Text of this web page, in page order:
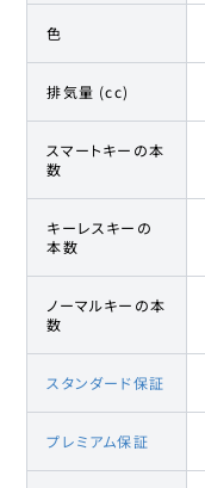
色
排気量 (cc)
スマートキーの本
数
キーレスキーの
本数
ノーマルキーの本
数
スタンダード保証
プレミアム保証